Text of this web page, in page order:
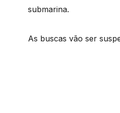
submarina.
As buscas vão ser